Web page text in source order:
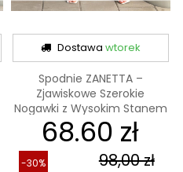
Dostawa wtorek
Spodnie ZANETTA –
Zjawiskowe Szerokie
Nogawki z Wysokim Stanem
w...
68.60 zł
98,00 zł
-30%